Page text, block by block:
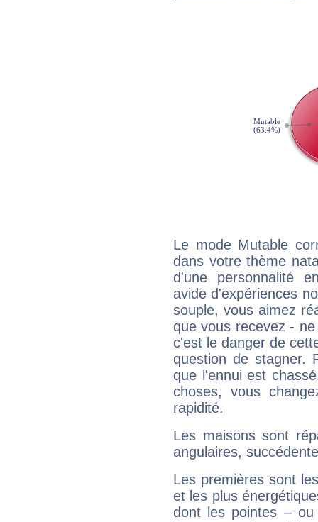
Le mode Mutable
dans votre thème
d'une personnalité
avide d'expériences
souple, vous aimez
que vous recevez -
c'est le danger de
question de stagner.
que l'ennui est
choses, vous
rapidité.
Les maisons sont
angulaires,
Les premières sont
et les plus
dont les pointes –